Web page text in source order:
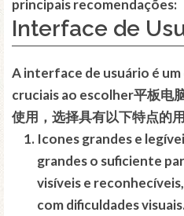
principais recomendações:
Interface de
Ainterface de usuário é
cruciais ao escolher平板电
使用，选择具有以下特点的
Icones grandese
grandes o suficiente
visíveis e
comdificuldades visuais